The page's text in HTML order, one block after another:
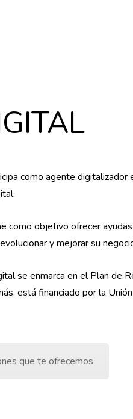
como agente
como objetivo ofrecer
y mejorar su
se enmarca en el Plan de
está financiado por la
que te ofrecemos